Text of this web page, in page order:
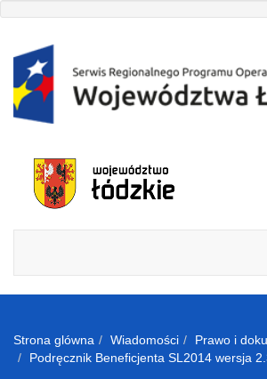
Strona glówna Wiadomości
Prawo i
Podręcznik Beneficjenta SL2014 wersja